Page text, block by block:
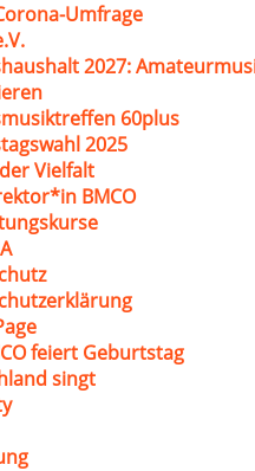
Umfrage
2027:
60plus
2025
Vielfalt
BMCO
feiert Geburtstag
singt